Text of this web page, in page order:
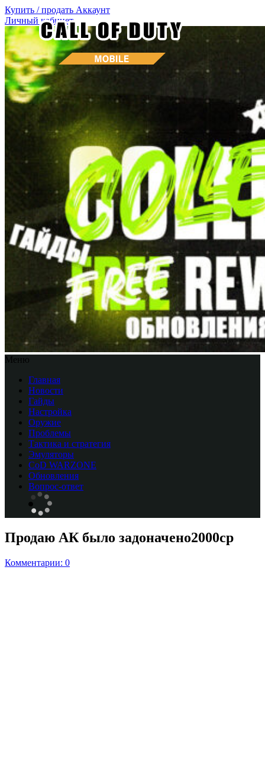
Купить / продать Аккаунт
Личный кабинет
Меню
Главная
Новости
Гайды
Настройка
Оружие
Проблемы
Тактика и стратегия
Эмуляторы
CоD WARZONE
Обновления
Вопрос-ответ
Продаю АК было задоначено2000cp
Комментарии: 0